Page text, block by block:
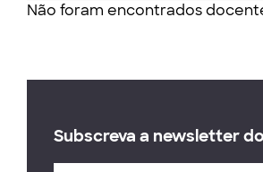
Não foram encontrados
Subscreva a newsletter